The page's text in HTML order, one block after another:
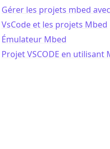
Gérer les projets mbed
VsCode et les projets Mbed
Émulateur Mbed
Projet VSCODE en utilisant